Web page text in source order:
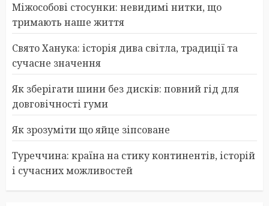
Міжособові стосунки: невидимі нитки, що
тримають наше життя
Свято Ханука: історія дива світла, традиції та
сучасне значення
Як зберігати шини без дисків: повний гід для
довговічності гуми
Як зрозуміти що яйце зіпсоване
Туреччина: країна на стику континентів, історій
і сучасних можливостей